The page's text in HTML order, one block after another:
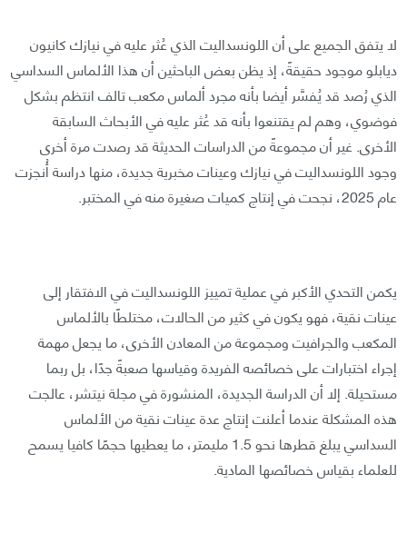
لا يتفق الجميع على أن اللونسداليت الذي عُثر عليه في نيازك كانيون
ديابلو موجود حقيقةً، إذ يظن بعض الباحثين أن هذا الألماس السداسي
الذي رُصد قد يُفسَّر أيضا بأنه مجرد ألماس مكعب تالف انتظم بشكل
فوضوي، وهم لم يقتنعوا بأنه قد عُثر عليه في الأبحاث السابقة
الأخرى. غير أن مجموعةً من الدراسات الحديثة قد رصدت مرة أخرى
وجود اللونسداليت في نيازك وعينات مخبرية جديدة، منها دراسة أُنجزت
عام 2025، نجحت في إنتاج كميات صغيرة منه في المختبر.
يكمن التحدي الأكبر في عملية تمييز اللونسداليت في الافتقار إلى
عينات نقية، فهو يكون في كثير من الحالات، مختلطًا بالألماس
المكعب والجرافيت ومجموعة من المعادن الأخرى، ما يجعل مهمة
إجراء اختبارات على خصائصه الفريدة وقياسها صعبةً جدًا، بل ربما
مستحيلة. إلا أن الدراسة الجديدة، المنشورة في مجلة نيتشر، عالجت
هذه المشكلة عندما أعلنت إنتاج عدة عينات نقية من الألماس
السداسي يبلغ قطرها نحو 1.5 مليمتر، ما يعطيها حجمًا كافيا يسمح
للعلماء بقياس خصائصها المادية.